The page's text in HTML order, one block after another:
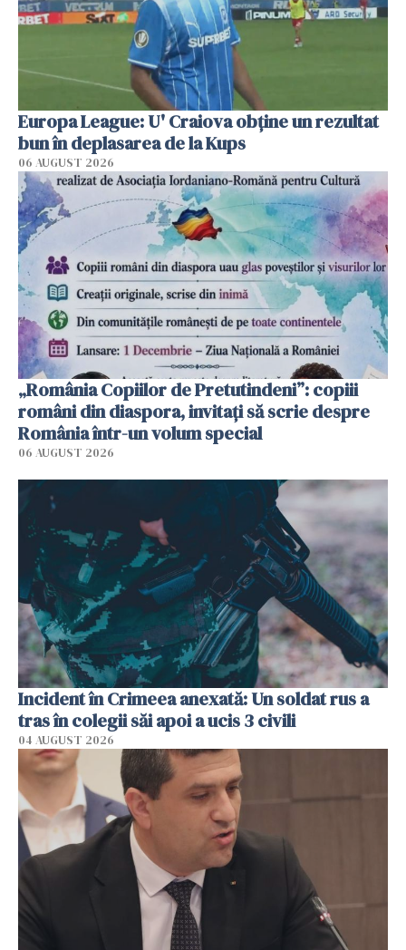
Europa League: U' Craiova obține un rezultat
bun în deplasarea de la Kups
06 AUGUST 2026
„România Copiilor de Pretutindeni”: copiii
români din diaspora, invitați să scrie despre
România într-un volum special
06 AUGUST 2026
Incident în Crimeea anexată: Un soldat rus a
tras în colegii săi apoi a ucis 3 civili
04 AUGUST 2026